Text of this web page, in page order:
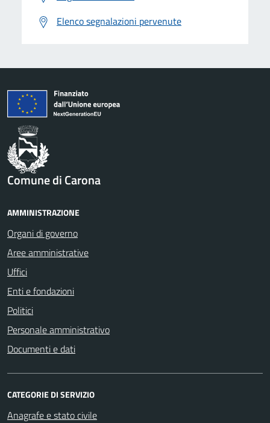
Elenco segnalazioni pervenute
Comune di Carona
AMMINISTRAZIONE
Organi di governo
Aree amministrative
Uffici
Enti e fondazioni
Politici
Personale amministrativo
Documenti e dati
CATEGORIE DI SERVIZIO
Anagrafe e stato civile